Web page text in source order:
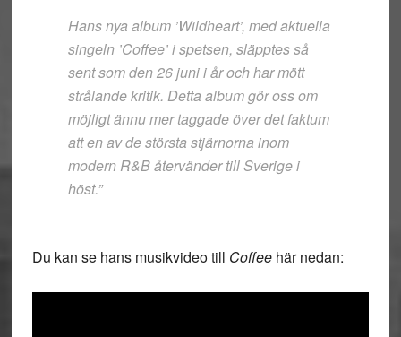
Hans nya album ’Wildheart’, med aktuella
singeln ’Coffee’ i spetsen, släpptes så
sent som den 26 juni i år och har mött
strålande kritik. Detta album gör oss om
möjligt ännu mer taggade över det faktum
att en av de största stjärnorna inom
modern R&B återvänder till Sverige i
höst.”
Du kan se hans musikvideo till Coffeehär nedan: